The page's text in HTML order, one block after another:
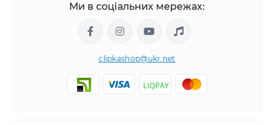
Ми в соціальних мережах:
clipkashop@ukr.net